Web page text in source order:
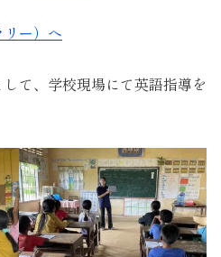
ー）へ
て、学校現場にて英語指導を